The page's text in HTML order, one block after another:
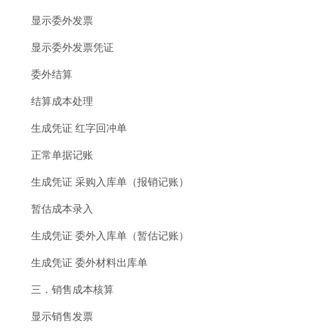
显示委外发票
显示委外发票凭证
委外结算
结算成本处理
生成凭证 红字回冲单
正常单据记账
生成凭证 采购入库单（报销记账）
暂估成本录入
生成凭证 委外入库单（暂估记账）
生成凭证 委外材料出库单
三．销售成本核算
显示销售发票